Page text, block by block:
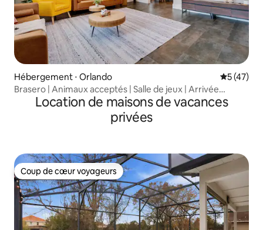
Hébergement ⋅ Orlando
5 (47)
Brasero | Animaux acceptés | Salle de jeux | Arrivée
autonome | Barbecue
Location de maisons de vacances
privées
Coup de cœur voyageurs
Coup de cœur voyageurs